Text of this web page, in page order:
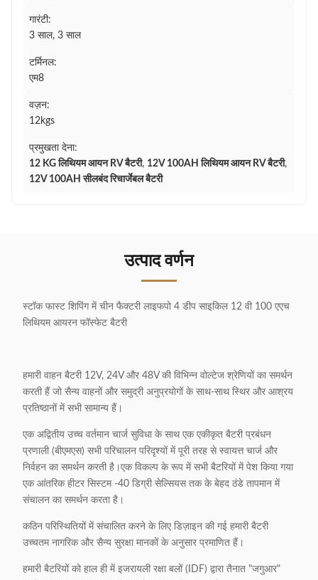
गारंटी:
3 साल, 3 साल
टर्मिनल:
एम8
वज़न:
12kgs
प्रमुखता देना:
12 KG लिथियम आयन RV बैटरी, 12V 100AH ​​लिथियम आयन RV बैटरी,
12V 100AH ​​सीलबंद रिचार्जेबल बैटरी
उत्पाद वर्णन
स्टॉक फास्ट शिपिंग में चीन फैक्टरी लाइफपो 4 डीप साइकिल 12 वी 100 एएच
लिथियम आयरन फॉस्फेट बैटरी
हमारी वाहन बैटरी 12V, 24V और 48V की विभिन्न वोल्टेज श्रेणियों का समर्थन
करती हैं जो सैन्य वाहनों और समुद्री अनुप्रयोगों के साथ-साथ स्थिर और आश्रय
प्रतिष्ठानों में सभी सामान्य हैं।
एक अद्वितीय उच्च वर्तमान चार्ज सुविधा के साथ एक एकीकृत बैटरी प्रबंधन
प्रणाली (बीएमएस) सभी परिचालन परिदृश्यों में पूरी तरह से स्वायत्त चार्ज और
निर्वहन का समर्थन करती है।एक विकल्प के रूप में सभी बैटरियों में पेश किया गया
एक आंतरिक हीटर सिस्टम -40 डिग्री सेल्सियस तक के बेहद ठंडे तापमान में
संचालन का समर्थन करता है।
कठिन परिस्थितियों में संचालित करने के लिए डिज़ाइन की गई हमारी बैटरी
उच्चतम नागरिक और सैन्य सुरक्षा मानकों के अनुसार प्रमाणित हैं।
हमारी बैटरियों को हाल ही में इजरायली रक्षा बलों (IDF) द्वारा तैनात "जगुआर"